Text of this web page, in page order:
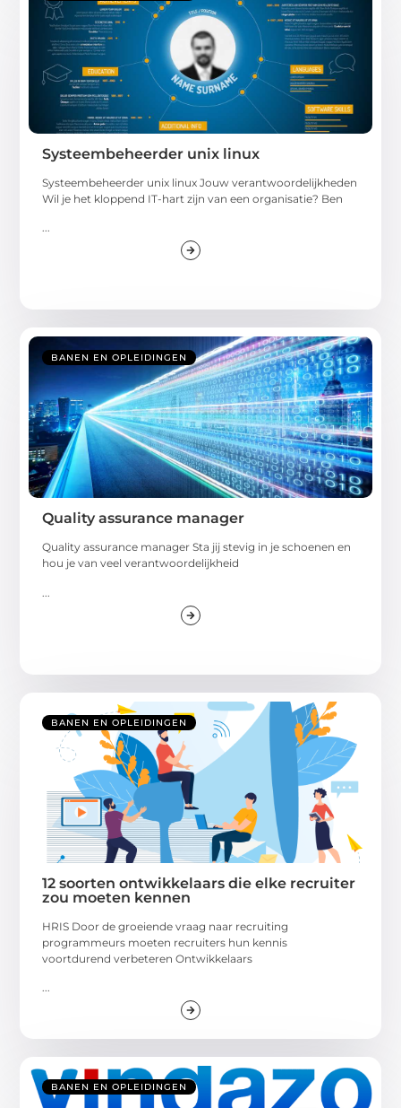
Systeembeheerder unix linux
Systeembeheerder unix linux Jouw verantwoordelijkheden
Wil je het kloppend IT-hart zijn van een organisatie? Ben
...
BANEN EN OPLEIDINGEN
Quality assurance manager
Quality assurance manager Sta jij stevig in je schoenen en
hou je van veel verantwoordelijkheid
BANEN EN OPLEIDINGEN
12 soorten ontwikkelaars die elke recruiter
zou moeten kennen
HRIS Door de groeiende vraag naar recruiting
programmeurs moeten recruiters hun kennis
voortdurend verbeteren Ontwikkelaars
...
BANEN EN OPLEIDINGEN